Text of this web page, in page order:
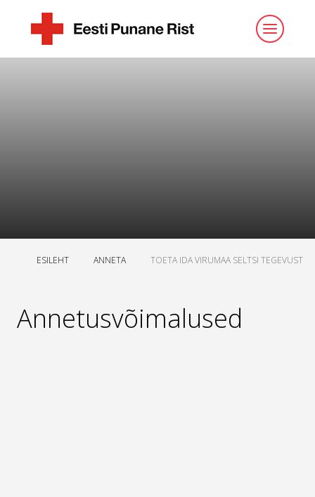
ESILEHT ANNETA TOETA IDA VIRUMAA SELTSI TEGEVUST
Annetusvõimalused